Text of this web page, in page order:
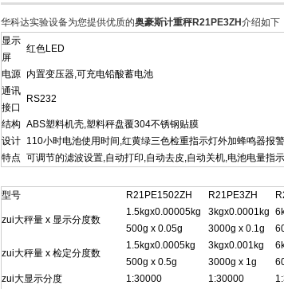
华科达实验设备为您提供优质的奥豪斯计重秤R21PE3ZH介绍如下
显示
屏
红色LED
电源 内置变压器,可充电铅酸蓄电池
通讯
接口
RS232
结构 ABS塑料机壳,塑料秤盘覆304不锈钢贴膜
设计
特点
110小时电池使用时间,红黄绿三色检重指示灯外加蜂鸣器报
可调节的滤波设置,自动打印,自动去皮,自动关机,电池电量指示
型号 R21PE1502ZH R21PE3ZH
zui大秤量 x 显示分度数
1.5kgx0.00005kg
500g x 0.05g
3kgx0.0001kg
3000g x 0.1g
zui大秤量 x 检定分度数
1.5kgx0.0005kg
500g x 0.5g
3kgx0.001kg
3000g x 1g
zui大显示分度 1:30000 1:30000